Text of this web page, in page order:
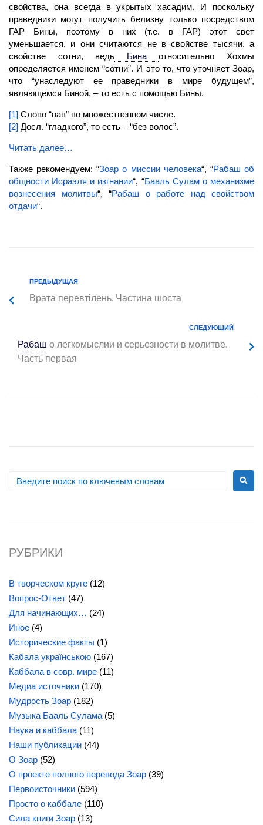
свойства, она всегда в укрытых хасадим. И поскольку
праведники могут получить белизну только посредством
ГАР Бины, поэтому в них (т.е. в ГАР) этот свет
уменьшается, и они считаются не в свойстве тысячи, а
свойстве сотни, ведь Бинаотносительно Хохмы
определяется именем “сотни”. И это то, что уточняет Зоар,
что “унаследуют ее праведники в мире будущем”,
являющемся Биной, – то есть с помощью Бины.
[1] Слово “вав” во множественном числе.
[2] Досл. “гладкого”, то есть – “без волос”.
Читать далее…
Также рекомендуем: “Зоар о миссии человека“, “Рабаш об
общности Исраэля и изгнании“, “Бааль Сулам о механизме
вознесения молитвы“, “Рабаш о работе над свойством
отдачи“.
ПРЕДЫДУЩАЯ
Врата перевтілень. Частина шоста
СЛЕДУЮЩИЙ
Рабашо легкомыслии и серьезности в молитве.
Часть первая
РУБРИКИ
В творческом круге (12)
Вопрос-Ответ (47)
Для начинающих… (24)
Иное (4)
Исторические факты (1)
Кабала українською (167)
Каббала в совр. мире (11)
Медиа источники (170)
Мудрость Зоар (182)
Музыка Бааль Сулама (5)
Наука и каббала (11)
Наши публикации (44)
О Зоар (52)
О проекте полного перевода Зоар (39)
Первоисточники (594)
Просто о каббале (110)
Сила книги Зоар (13)